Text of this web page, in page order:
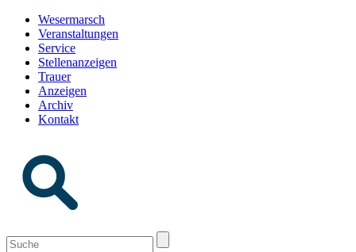
Wesermarsch
Veranstaltungen
Service
Stellenanzeigen
Trauer
Anzeigen
Archiv
Kontakt